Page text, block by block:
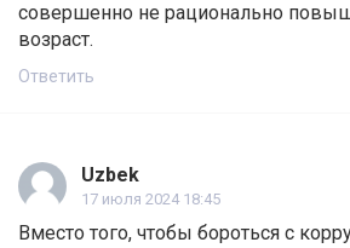
совершенно не рационально
возраст.
Ответить
Uzbek
17 июля 2024 18:45
Вместо того, чтобы бороться с